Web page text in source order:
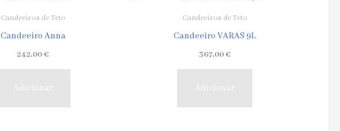
Candeeiros de Teto
Candeeiro Anna
242,00€
Adicionar
Candeeiros de Teto
Candeeiro VARAS 9L
367,00€
Adicionar